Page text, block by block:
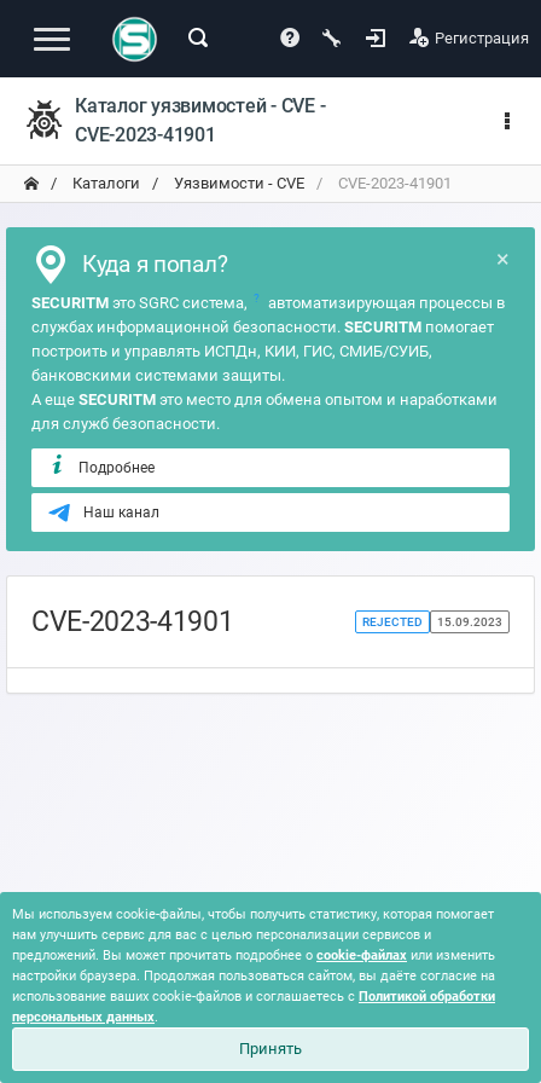
Регистрация
Каталог уязвимостей - CVE -
CVE-2023-41901
Каталоги Уязвимости - CVE CVE-2023-41901
×
Куда я попал?
SECURITM это SGRC система, ?
автоматизирующая процессы в
службах информационной безопасности. SECURITM помогает
построить и управлять ИСПДн, КИИ, ГИС, СМИБ/СУИБ,
банковскими системами защиты.
А еще SECURITM это место для обмена опытом и наработками
для служб безопасности.
Подробнее
Наш канал
CVE-2023-41901 REJECTED 15.09.2023
Мы используем cookie-файлы, чтобы получить статистику, которая помогает
нам улучшить сервис для вас с целью персонализации сервисов и
предложений. Вы может прочитать подробнее о cookie-файлах или изменить
настройки браузера. Продолжая пользоваться сайтом, вы даёте согласие на
использование ваших cookie-файлов и соглашаетесь с Политикой обработки
персональных данных.
Принять